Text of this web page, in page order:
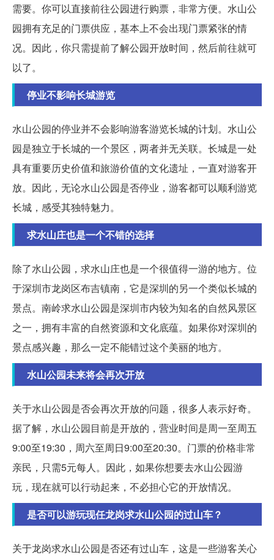
需要。你可以直接前往公园进行购票，非常方便。水山公
园拥有充足的门票供应，基本上不会出现门票紧张的情
况。因此，你只需提前了解公园开放时间，然后前往就可
以了。
停业不影响长城游览
水山公园的停业并不会影响游客游览长城的计划。水山公
园是独立于长城的一个景区，两者并无关联。长城是一处
具有重要历史价值和旅游价值的文化遗址，一直对游客开
放。因此，无论水山公园是否停业，游客都可以顺利游览
长城，感受其独特魅力。
求水山庄也是一个不错的选择
除了水山公园，求水山庄也是一个很值得一游的地方。位
于深圳市龙岗区布吉镇南，它是深圳的另一个类似长城的
景点。南岭求水山公园是深圳市内较为知名的自然风景区
之一，拥有丰富的自然资源和文化底蕴。如果你对深圳的
景点感兴趣，那么一定不能错过这个美丽的地方。
水山公园未来将会再次开放
关于水山公园是否会再次开放的问题，很多人表示好奇。
据了解，水山公园目前是开放的，营业时间是周一至周五
9:00至19:30，周六至周日9:00至20:30。门票的价格非常
亲民，只需5元每人。因此，如果你想要去水山公园游
玩，现在就可以行动起来，不必担心它的开放情况。
是否可以游玩现任龙岗求水山公园的过山车？
关于龙岗求水山公园是否还有过山车，这是一些游客关心